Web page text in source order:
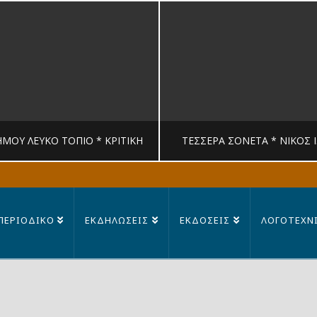
ΛΕΥΚΟ ΤΟΠΙΟ * ΚΡΙΤΙΚΉ
MANDRAGORAS
ΤΈΣΣΕΡΑ ΣΟΝΈΤΑ * ΝΊΚΟΣ
ΕΚΔΗΛΩΣΕΙΣ ΕΚΔΟΣΕΙΣ